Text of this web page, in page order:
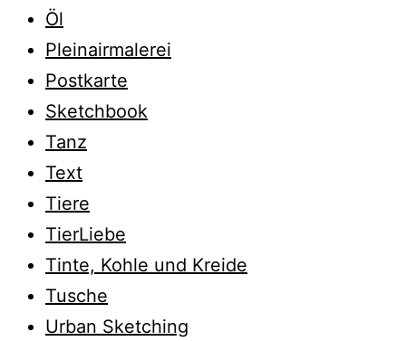
Öl
Pleinairmalerei
Postkarte
Sketchbook
Tanz
Text
Tiere
TierLiebe
Tinte, Kohle und Kreide
Tusche
Urban Sketching